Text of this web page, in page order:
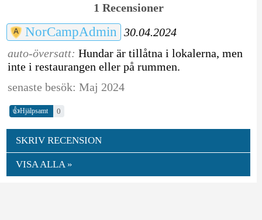
1 Recensioner
NorCampAdmin
30.04.2024
auto-översatt: Hundar är tillåtna i lokalerna, men
inte i restaurangen eller på rummen.
senaste besök: Maj 2024
👍Hjälpsamt 0
SKRIV RECENSION
VISA ALLA »